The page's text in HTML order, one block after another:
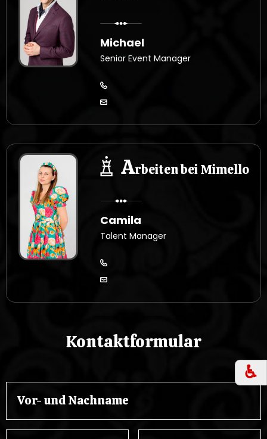
♿︎
Michael
Senior Event Manager
Arbeiten bei Mimello
Camila
Talent Manager
Kontaktformular